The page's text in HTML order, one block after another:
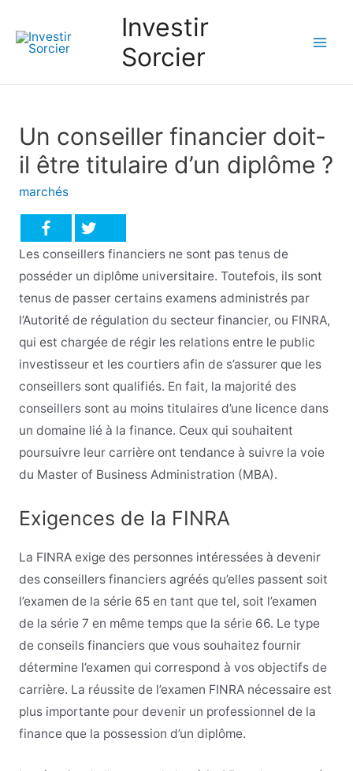
Investir
Sorcier
Un conseiller financier doit-
il être titulaire d’un diplôme ?
marchés
Les conseillers financiers ne sont pas tenus de
posséder un diplôme universitaire. Toutefois, ils sont
tenus de passer certains examens administrés par
l’Autorité de régulation du secteur financier, ou FINRA,
qui est chargée de régir les relations entre le public
investisseur et les courtiers afin de s’assurer que les
conseillers sont qualifiés. En fait, la majorité des
conseillers sont au moins titulaires d’une licence dans
un domaine lié à la finance. Ceux qui souhaitent
poursuivre leur carrière ont tendance à suivre la voie
du Master of Business Administration (MBA).
Exigences de la FINRA
La FINRA exige des personnes intéressées à devenir
des conseillers financiers agréés qu’elles passent soit
l’examen de la série 65 en tant que tel, soit l’examen
de la série 7 en même temps que la série 66. Le type
de conseils financiers que vous souhaitez fournir
détermine l’examen qui correspond à vos objectifs de
carrière. La réussite de l’examen FINRA nécessaire est
plus importante pour devenir un professionnel de la
finance que la possession d’un diplôme.